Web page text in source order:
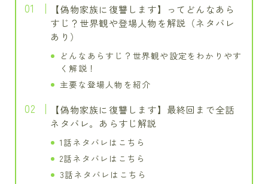
【偽物家族に復讐します】ってどんなあら
すじ？世界観や登場人物を解説（ネタバレ
あり）
どんなあらすじ？世界観や設定をわかりやす
く解説！
主要な登場人物を紹介
【偽物家族に復讐します】最終回まで全話
ネタバレ。あらすじ解説
1話ネタバレはこちら
2話ネタバレはこちら
3話ネタバレはこちら